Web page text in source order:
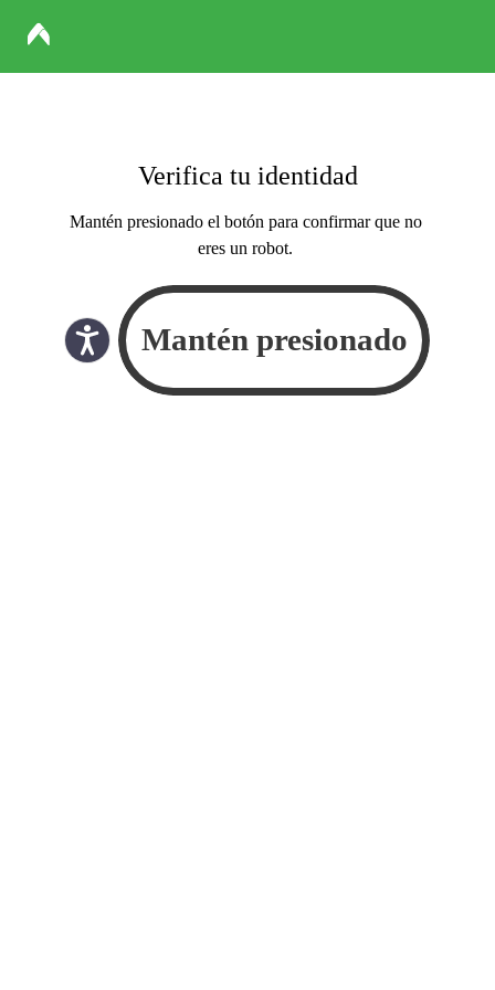
Verifica tu identidad
Mantén presionado el botón para confirmar que no
eres un robot.